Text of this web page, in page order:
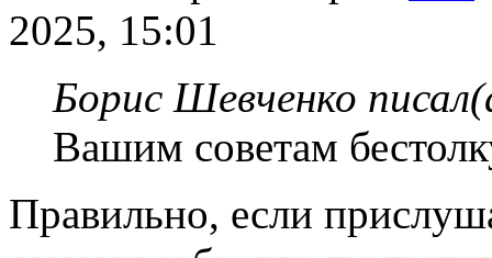
2025, 15:01
Борис Шевченко
Вашим советам
Правильно, если